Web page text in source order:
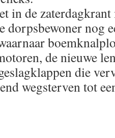
in de
dorpsbewoner nog
de nieuwe
die
wegsterven tot